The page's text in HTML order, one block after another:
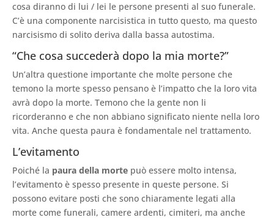
cosa diranno di lui / lei le persone presenti al suo funerale.
C’è una componente narcisistica in tutto questo, ma questo
narcisismo di solito deriva dalla bassa autostima.
“Che cosa succederà dopo la mia morte?”
Un’altra questione importante che molte persone che
temono la morte spesso pensano è l’impatto che la loro vita
avrà dopo la morte. Temono che la gente non li
ricorderanno e che non abbiano significato niente nella loro
vita. Anche questa paura è fondamentale nel trattamento.
L’evitamento
Poiché la paura della morte può essere molto intensa,
l’evitamento è spesso presente in queste persone. Si
possono evitare posti che sono chiaramente legati alla
morte come funerali, camere ardenti, cimiteri, ma anche